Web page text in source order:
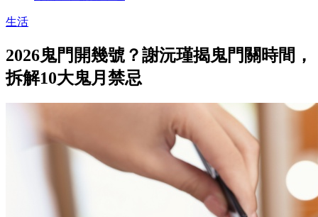
生活
2026鬼門開幾號？謝沅瑾揭鬼門關時間，
拆解10大鬼月禁忌